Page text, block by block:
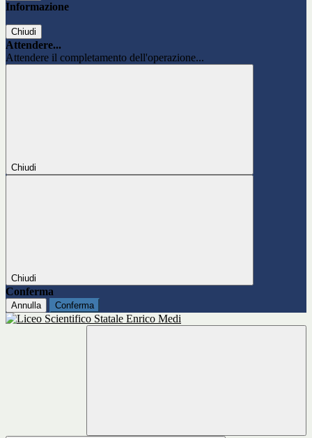
Informazione
Chiudi
Attendere...
Attendere il completamento dell'operazione...
Chiudi
Chiudi
Conferma
Annulla Conferma